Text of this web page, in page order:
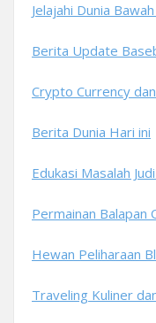
Jelajahi Dunia
Berita Update
Crypto Currency
Berita Dunia Hari ini
Edukasi Masalah
Permainan Balapan
Hewan Peliharaan
Traveling Kuliner